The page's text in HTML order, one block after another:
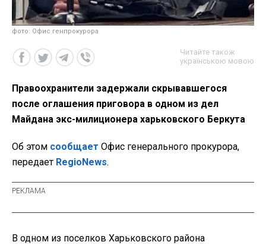
фото: Офис генпрокурора
Читайте також
українською мовою
Правоохранители задержали скрывавшегося
после оглашения приговора в одном из дел
Майдана экс-милиционера харьковского Беркута
Об этом сообщает Офис генерального прокурора,
передает RegioNews.
В одном из поселков Харьковского района